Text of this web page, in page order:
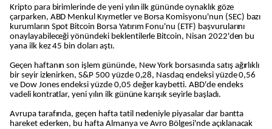
Kripto para birimlerinde de yeni yılın ilk gününde oynaklık göze
çarparken, ABD Menkul Kıymetler ve Borsa Komisyonu'nun (SEC) bazı
kurumların Spot Bitcoin Borsa Yatırım Fonu'nu (ETF) başvurularını
onaylayabileceği yönündeki beklentilerle Bitcoin, Nisan 2022'den bu
yana ilk kez 45 bin doları aştı.
Geçen haftanın son işlem gününde, New York borsasında satış ağırlıklı
bir seyir izlenirken, S&P 500 yüzde 0,28, Nasdaq endeksi yüzde 0,56
ve Dow Jones endeksi yüzde 0,05 değer kaybetti. ABD'de endeks
vadeli kontratlar, yeni yılın ilk gününe karışık seyirle başladı.
Avrupa tarafında, geçen hafta tatil nedeniyle piyasalar dar bantta
hareket ederken, bu hafta Almanya ve Avro Bölgesi'nde açıklanacak